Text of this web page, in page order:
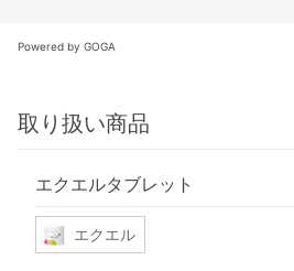
Powered by GOGA
取り扱い商品
エクエルタブレット
エクエル